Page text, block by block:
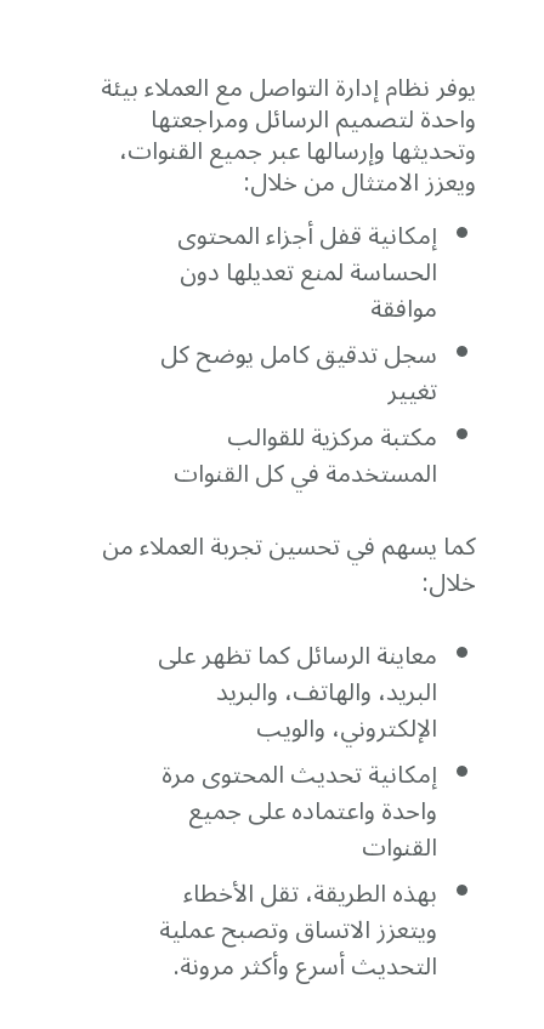
يوفر نظام إدارة التواصل مع العملاء بيئة
واحدة لتصميم الرسائل ومراجعتها
وتحديثها وإرسالها عبر جميع القنوات،
ويعزز الامتثال من خلال:
إمكانية قفل أجزاء المحتوى
الحساسة لمنع تعديلها دون
موافقة
سجل تدقيق كامل يوضح كل
تغيير
مكتبة مركزية للقوالب
المستخدمة في كل القنوات
كما يسهم في تحسين تجربة العملاء من
خلال:
معاينة الرسائل كما تظهر على
البريد، والهاتف، والبريد
الإلكتروني، والويب
إمكانية تحديث المحتوى مرة
واحدة واعتماده على جميع
القنوات
بهذه الطريقة، تقل الأخطاء
ويتعزز الاتساق وتصبح عملية
التحديث أسرع وأكثر مرونة.